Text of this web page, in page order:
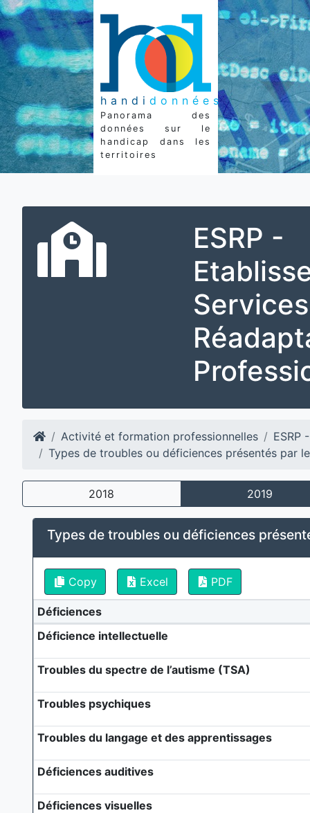
handi données
Panorama des
données sur le
handicap dans les
territoires
ESRP -
Activité et formation professionnelles
ESRP
Types de troubles ou déficiences présentés par
2018 2019
Types de troubles ou déficiences
Copy Excel PDF
Déficiences
Déficience intellectuelle
Troubles du spectre de l’autisme (TSA)
Troubles psychiques
Troubles du langage et des apprentissages
Déficiences auditives
Déficiences visuelles